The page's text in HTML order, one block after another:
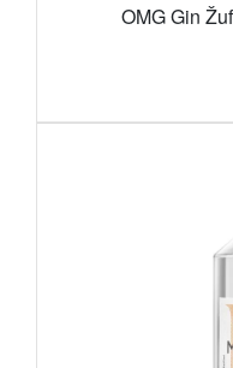
OMG Gin